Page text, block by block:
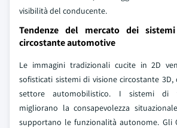
visibilità del conducente.
Tendenze del mercato dei
circostante automotive
Le immagini tradizionali cucite in 2D
sofisticati sistemi di visione circostante
settore automobilistico. I sistemi di
migliorano la consapevolezza
supportano le funzionalità autonome. Gli